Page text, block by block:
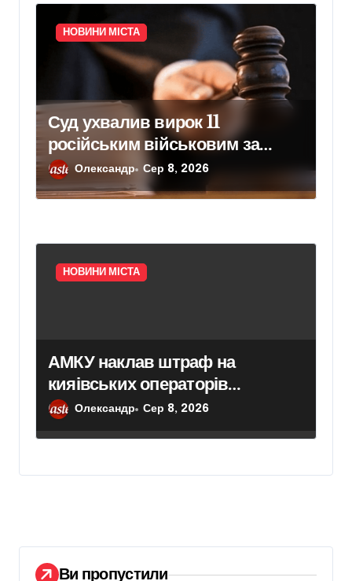
НОВИНИ МІСТА
Суд ухвалив вирок 11
російським військовим за
вбивство шести цивільних на
Київщині
Олександр Сер 8, 2026
НОВИНИ МІСТА
АМКУ наклав штраф на
кияівських операторів
сміттєвого ринку у розмірі 313
Олександр Сер 8, 2026
Ви пропустили